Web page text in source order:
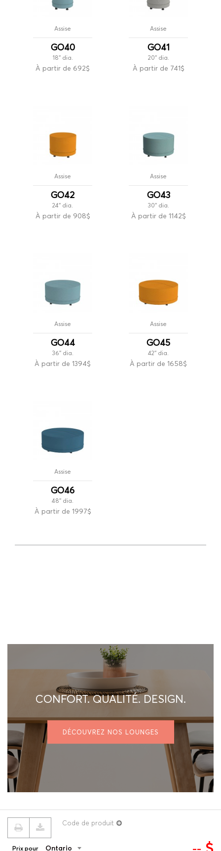
Assise
GO40
18'' dia.
À partir de 692$
Assise
GO41
20'' dia.
À partir de 741$
Assise
GO42
24'' dia.
À partir de 908$
Assise
GO43
30'' dia.
À partir de 1142$
Assise
GO44
36'' dia.
À partir de 1394$
Assise
GO45
42'' dia.
À partir de 1658$
Assise
GO46
48'' dia.
À partir de 1997$
CONFORT. QUALITÉ. DESIGN.
DÉCOUVREZ NOS LOUNGES
Code de produit
Prix pour Ontario